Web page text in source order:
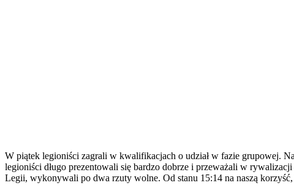
W piątek legioniści zagrali w kwalifikacjach o udział w fazie grupowej.
legioniści długo prezentowali się bardzo dobrze i przeważali w
Legii, wykonywali po dwa rzuty wolne. Od stanu 15:14 na naszą